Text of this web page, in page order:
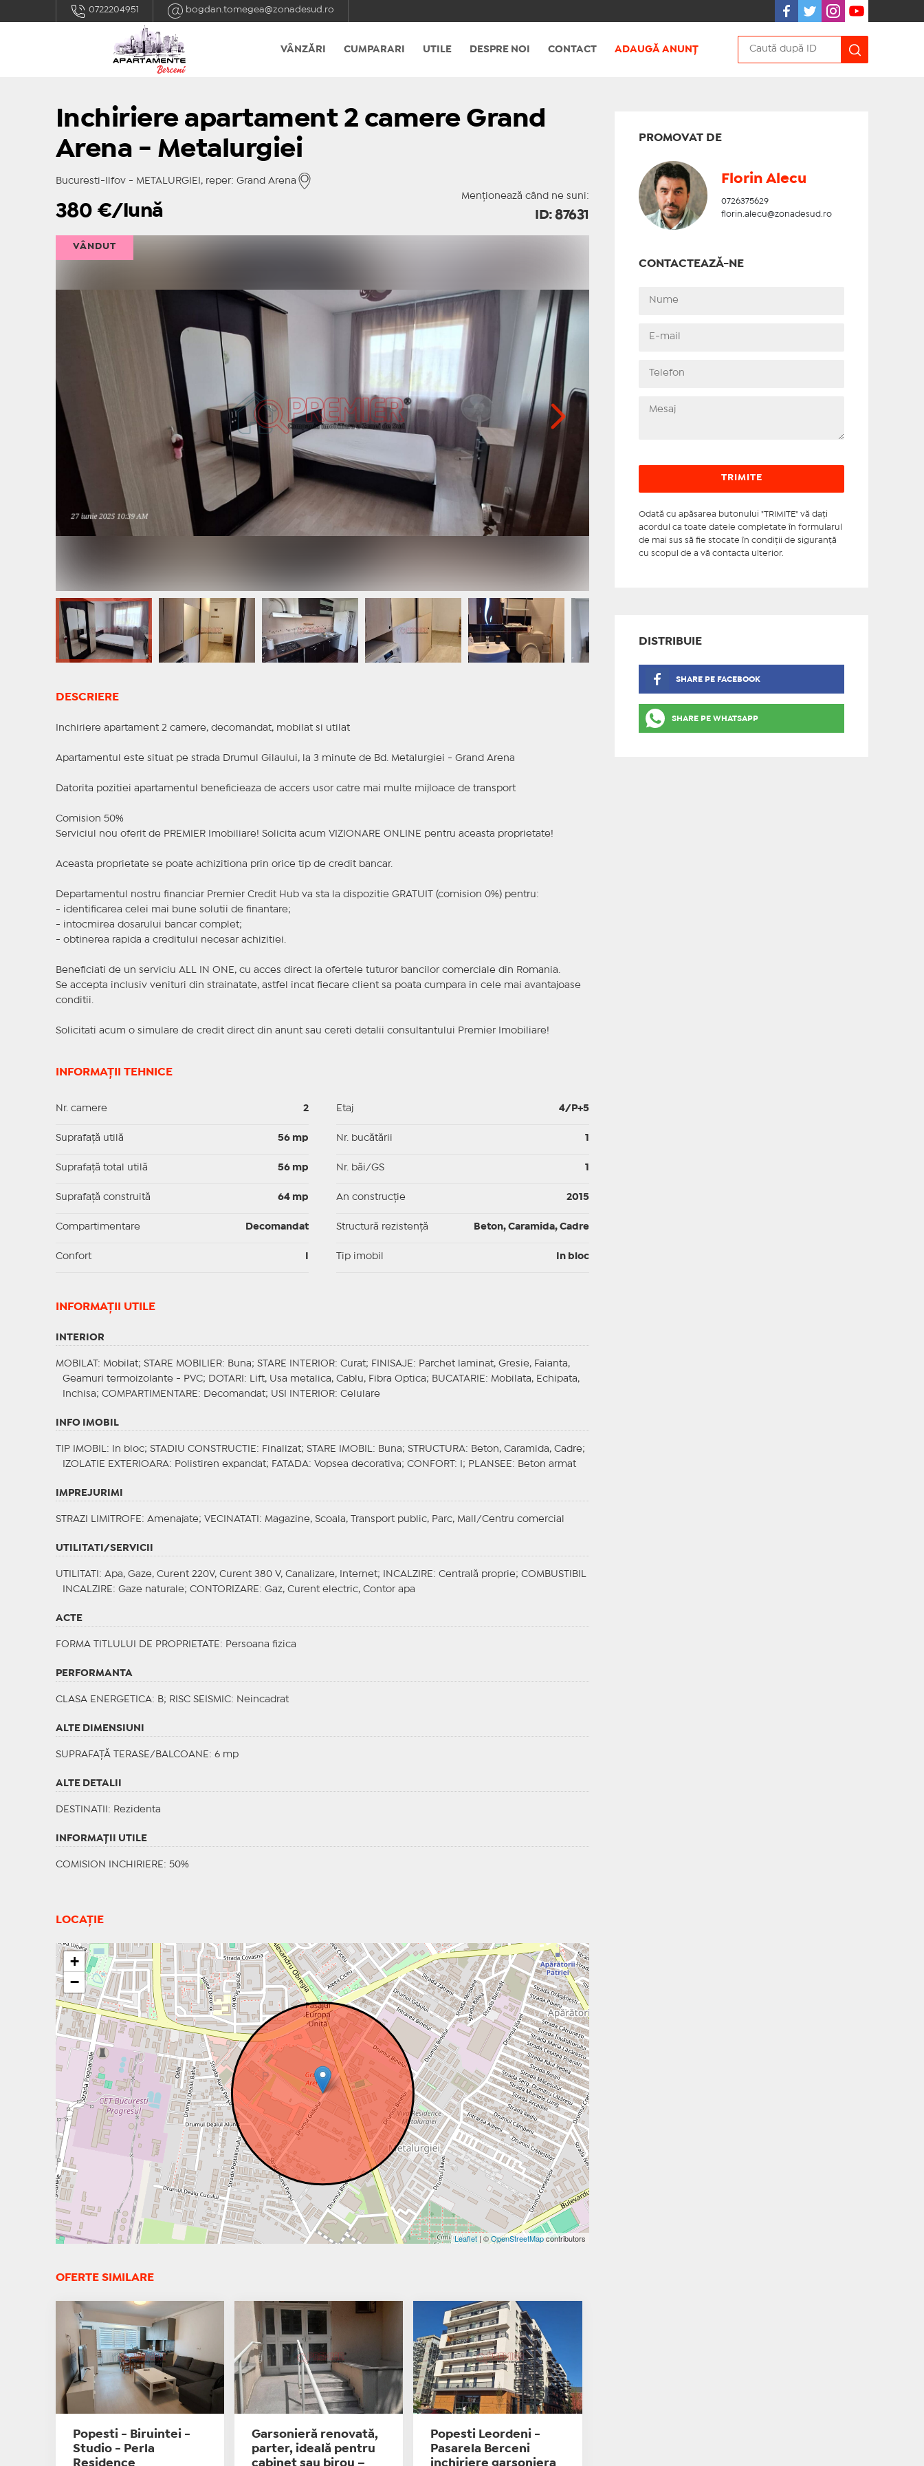
0722204951 bogdan.tomegea@zonadesud.ro
VÂNZĂRI CUMPARARI UTILE DESPRE NOI CONTACT ADAUGĂ ANUNȚ
Inchiriere apartament 2 camere Grand
Arena - Metalurgiei
Bucuresti-Ilfov - METALURGIEI, reper: Grand Arena
Menționează când ne suni:
380 €/lună ID: 87631
VÂNDUT
DESCRIERE
Inchiriere apartament 2 camere, decomandat, mobilat si utilat
Apartamentul este situat pe strada Drumul Gilaului, la 3 minute de Bd. Metalurgiei - Grand Arena
Datorita pozitiei apartamentul beneficieaza de accers usor catre mai multe mijloace de transport
Comision 50%
Serviciul nou oferit de PREMIER Imobiliare! Solicita acum VIZIONARE ONLINE pentru aceasta proprietate!
Aceasta proprietate se poate achizitiona prin orice tip de credit bancar.
Departamentul nostru financiar Premier Credit Hub va sta la dispozitie GRATUIT (comision 0%) pentru:
- identificarea celei mai bune solutii de finantare;
- intocmirea dosarului bancar complet;
- obtinerea rapida a creditului necesar achizitiei.
Beneficiati de un serviciu ALL IN ONE, cu acces direct la ofertele tuturor bancilor comerciale din Romania.
Se accepta inclusiv venituri din strainatate, astfel incat fiecare client sa poata cumpara in cele mai avantajoase
conditii.
Solicitati acum o simulare de credit direct din anunt sau cereti detalii consultantului Premier Imobiliare!
INFORMAȚII TEHNICE
Nr. camere 2
Suprafaţă utilă 56 mp
Suprafaţă total utilă 56 mp
Suprafaţă construită 64 mp
Compartimentare Decomandat
Confort
Etaj 4/P+5
Nr. bucătării
Nr. băi/GS
An construcție 2015
Structură rezistență Beton, Caramida, Cadre
Tip imobil In bloc
INFORMAŢII UTILE
INTERIOR
MOBILAT : Mobilat; STARE MOBILIER: Buna; STARE INTERIOR: Curat; FINISAJE : Parchet laminat, Gresie, Faianta,
Geamuri termoizolante - PVC;
DOTARI : Lift, Usa metalica, Cablu, Fibra Optica; BUCATARIE : Mobilata, Echipata,
Inchisa; COMPARTIMENTARE : Decomandat; USI INTERIOR: Celulare
INFO IMOBIL
TIP IMOBIL : In bloc; STADIU CONSTRUCTIE : Finalizat; STARE IMOBIL : Buna; STRUCTURA: Beton, Caramida, Cadre;
IZOLATIE EXTERIOARA: Polistiren expandat; FATADA: Vopsea decorativa; CONFORT : I; PLANSEE : Beton armat
IMPREJURIMI
STRAZI LIMITROFE : Amenajate; VECINATATI : Magazine, Scoala, Transport public, Parc, Mall/Centru comercial
UTILITATI/SERVICII
UTILITATI : Apa, Gaze, Curent 220V, Curent 380 V, Canalizare, Internet; INCALZIRE : Centrală proprie; COMBUSTIBIL
INCALZIRE : Gaze naturale; CONTORIZARE : Gaz, Curent electric, Contor apa
ACTE
FORMA TITLULUI DE PROPRIETATE : Persoana fizica
PERFORMANTA
CLASA ENERGETICA: B; RISC SEISMIC: Neincadrat
ALTE DIMENSIUNI
SUPRAFAȚĂ TERASE/BALCOANE: 6 mp
ALTE DETALII
DESTINATII : Rezidenta
INFORMAŢII UTILE
COMISION INCHIRIERE: 50%
LOCAȚIE
+
−
Leaflet| ©OpenStreetMapcontributors
PROMOVAT DE
Florin Alecu
0726375629
florin.alecu@zonadesud.ro
CONTACTEAZĂ-NE
Odată cu apăsarea butonului "TRIMITE" vă daţi
acordul ca toate datele completate în formularul
de mai sus să fie stocate în condiţii de siguranţă
cu scopul de a vă contacta ulterior.
DISTRIBUIE
SHARE PE FACEBOOK
SHARE PE WHATSAPP
OFERTE SIMILARE
Popesti - Biruintei -
Studio - Perla
Residence
Garsonieră renovată,
parter, ideală pentru
cabinet sau birou –
Popesti Leordeni -
Pasarela Berceni
inchiriere garsoniera